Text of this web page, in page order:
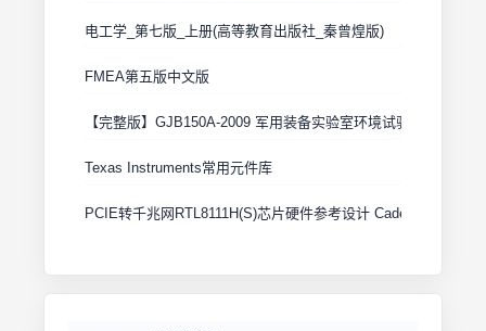
电工学_第七版_上册(高等教育出版社_秦曾煌版)
FMEA第五版中文版
【完整版】GJB150A-2009 军用装备实验室环境试验方法
Texas Instruments常用元件库
PCIE转千兆网RTL8111H(S)芯片硬件参考设计 Cadence原理图